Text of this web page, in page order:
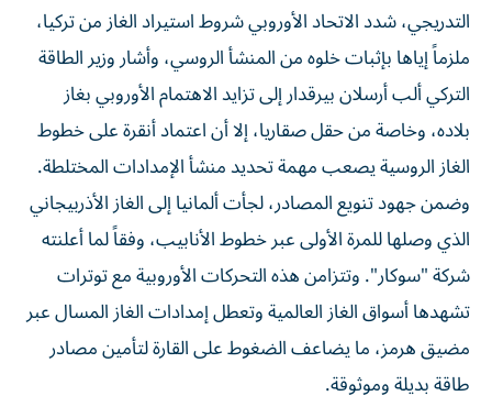
التدريجي، شدد الاتحاد الأوروبي شروط استيراد الغاز من تركيا،
ملزماً إياها بإثبات خلوه من المنشأ الروسي، وأشار وزير الطاقة
التركي ألب أرسلان بيرقدار إلى تزايد الاهتمام الأوروبي بغاز
بلاده، وخاصة من حقل صقاريا، إلا أن اعتماد أنقرة على خطوط
الغاز الروسية يصعب مهمة تحديد منشأ الإمدادات المختلطة.
وضمن جهود تنويع المصادر، لجأت ألمانيا إلى الغاز الأذربيجاني
الذي وصلها للمرة الأولى عبر خطوط الأنابيب، وفقاً لما أعلنته
شركة "سوكار". وتتزامن هذه التحركات الأوروبية مع توترات
تشهدها أسواق الغاز العالمية وتعطل إمدادات الغاز المسال عبر
مضيق هرمز، ما يضاعف الضغوط على القارة لتأمين مصادر
طاقة بديلة وموثوقة.